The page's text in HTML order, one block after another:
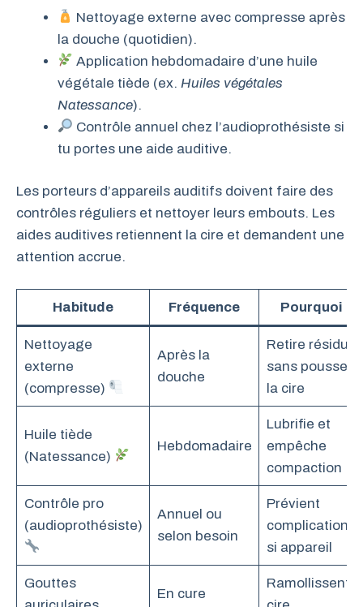
Nettoyage externe avec compresse après
la douche (quotidien).
Application hebdomadaire d’une huile
végétale tiède (ex. Huiles végétales
Natessance).
Contrôle annuel chez l’audioprothésiste si
tu portes une aide auditive.
Les porteurs d’appareils auditifs doivent faire des
contrôles réguliers et nettoyer leurs embouts. Les
aides auditives retiennent la cire et demandent une
attention accrue.
Habitude Fréquence Pourquoi
Nettoyage
externe
(compresse)
Après la
douche
Retire résidus
sans pousser
la cire
Huile tiède
(Natessance)
Hebdomadaire
Lubrifie et
empêche
compaction
Contrôle pro
(audioprothésiste)
Annuel ou
selon besoin
Prévient
complications
si appareil
Gouttes
En cure
Ramollissent